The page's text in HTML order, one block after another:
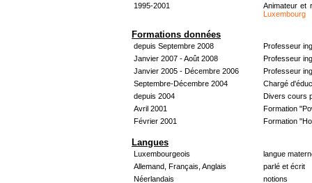
1995-2001
Animateur et
Luxembourg
Formations données
depuis Septembre 2008
Professeur
Janvier 2007 - Août 2008
Professeur
Janvier 2005 - Décembre 2006
Professeur
Septembre-Décembre 2004
Chargé
depuis 2004
Divers cours
Avril 2001
Formation
Février 2001
Formation
Langues
Luxembourgeois
langue
Allemand, Français, Anglais
parlé et écrit
Néerlandais
notions